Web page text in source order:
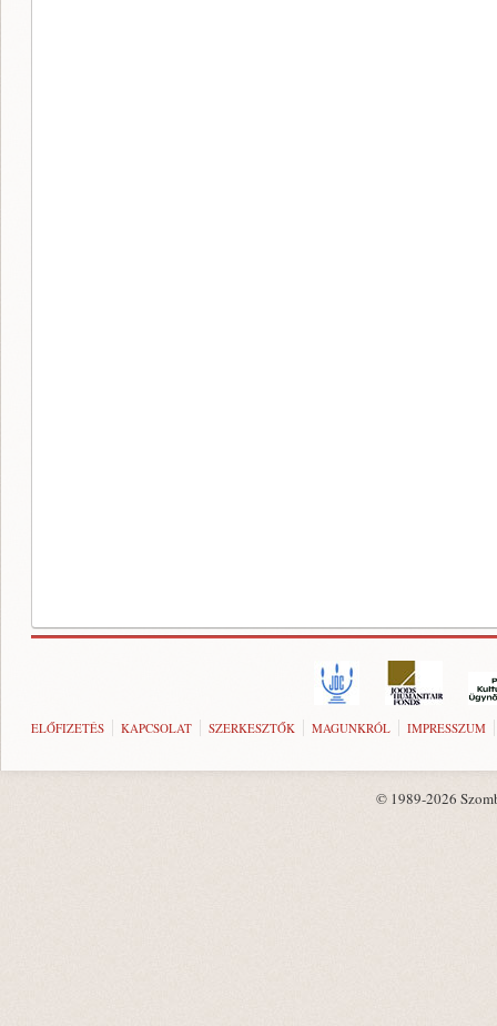
ELŐFIZETÉS KAPCSOLAT SZERKESZTŐK MAGUNKRÓL IMPRESSZUM
© 1989-2026